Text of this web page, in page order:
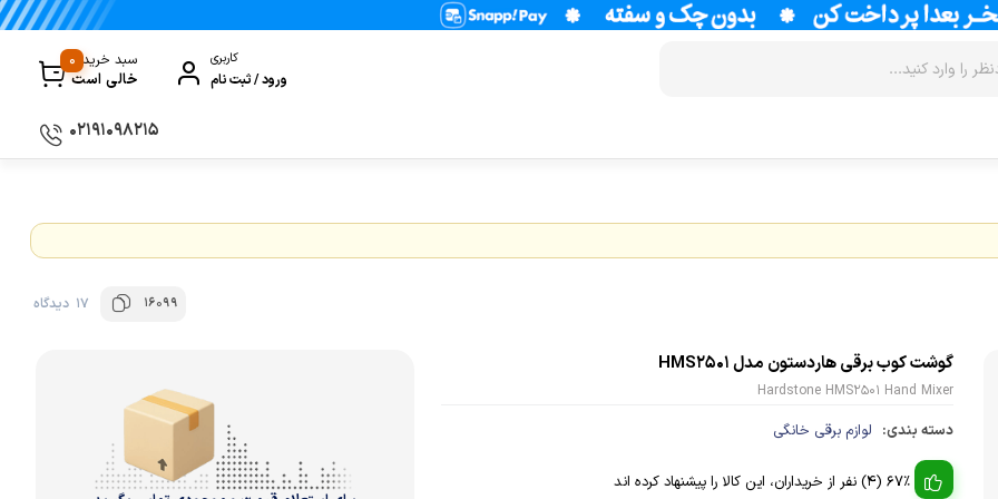
کاربری
ورود / ثبت نام
سبد خرید
خالی است
0
اجاق گاز
زودپز
وافل ساز
کلمن و فلاسک
۰۲۱۹۱۰۹۸۲۱۵
16099 17 دیدگاه
گوشت کوب برقی هاردستون مدل HMS2501
Hardstone HMS2501 Hand Mixer
دسته بندی: لوازم برقی خانگی
67% (4) نفر از خریداران، این کالا را پیشنهاد کرده اند